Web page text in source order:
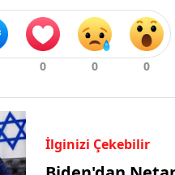
İlginizi Çekebilir